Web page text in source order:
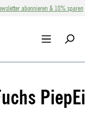
abonnieren & 10% sparen
PiepEi